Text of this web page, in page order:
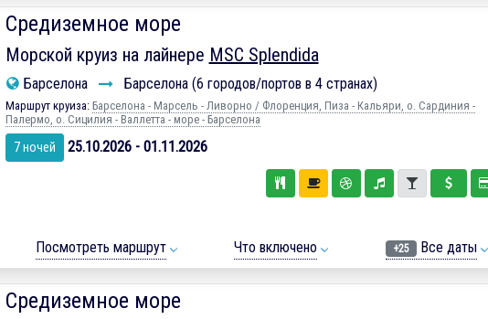
Средиземное море
Морской круиз на лайнере MSC Splendida
Барселона Барселона (6 городов/портов в 4 странах)
Маршрут круиза: Барселона - Марсель - Ливорно / Флоренция, Пиза - Кальяри, о. Сардиния -
Палермо, о. Сицилия - Валлетта - море - Барселона
7 ночей 25.10.2026 - 01.11.2026
Посмотреть маршрут Что включено +25 Все даты
Средиземное море